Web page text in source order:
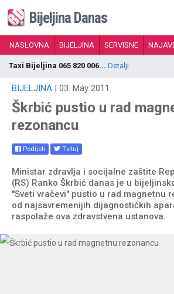
Bijeljina Danas
NASLOVNA BIJELJINA SERVISNE
Taxi Bijeljina 065 820 006... Detalji
BIJELJINA | 03. May 2011.
Škrbić pustio u rad
rezonancu
Podijeli Tvituj
Ministar zdravlja i socijalne zaštite
(RS) Ranko Škrbić danas je u
"Sveti vračevi" pustio u rad magnetnu
od najsavremenijih dijagnostičkih
raspolaže ova zdravstvena ustanova.